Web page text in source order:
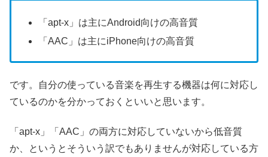
「apt-x」は主にAndroid向けの高音質
「AAC」は主にiPhone向けの高音質
です。自分の使っている音楽を再生する機器は何に対応し
ているのかを分かっておくといいと思います。
「apt-x」「AAC」の両方に対応していないから低音質
か、というとそういう訳でもありませんが対応している方